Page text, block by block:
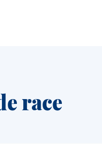
race